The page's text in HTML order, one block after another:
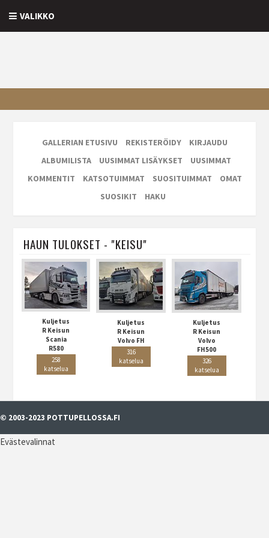
VALIKKO
GALLERIAN ETUSIVU REKISTERÖIDY
KIRJAUDU
ALBUMILISTA
UUSIMMAT LISÄYKSET
UUSIMMAT
KOMMENTIT
KATSOTUIMMAT SUOSITUIMMAT
OMAT
SUOSIKIT
HAKU
HAUN TULOKSET - "KEISU"
Kuljetus
R Keisun
Scania
R580
258
katselua
Kuljetus
R Keisun
Volvo FH
316
katselua
Kuljetus
R Keisun
Volvo
FH500
326
katselua
© 2003-2023 POTTUPELLOSSA.FI
Evästevalinnat